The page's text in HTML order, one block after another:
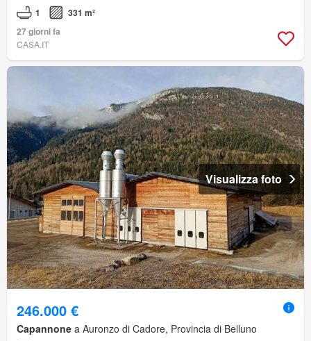
1
331 m²
27 giorni fa
CASA.IT
Visualizza foto
246.000 €
Capannone a Auronzo di Cadore, Provincia di Belluno